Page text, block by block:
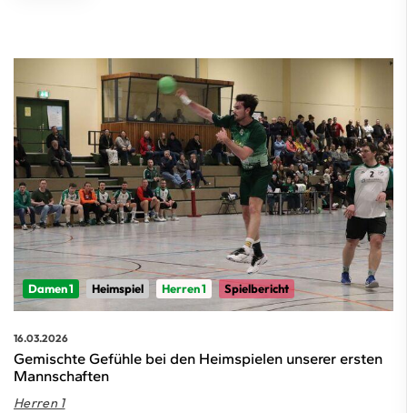
Damen 1 Heimspiel Herren 1 Spielbericht
16.03.2026
Gemischte Gefühle bei den Heimspielen unserer ersten
Mannschaften
Herren 1